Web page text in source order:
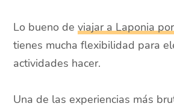
Lo bueno deviajar a Laponia
tienes mucha flexibilidad para
actividades hacer.
Una de las experiencias más